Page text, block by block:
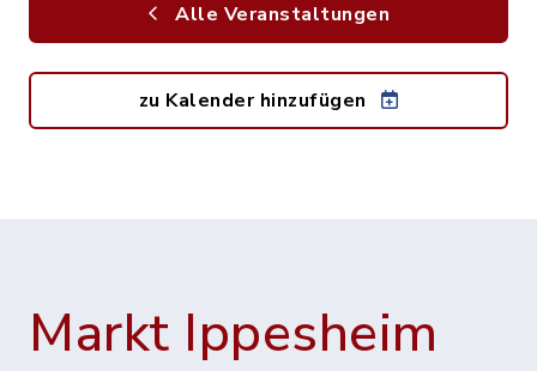
Alle Veranstaltungen
zu Kalender hinzufügen
Markt Ippesheim